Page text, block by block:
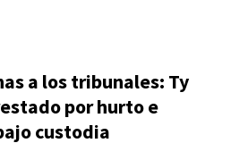
a los tribunales: Ty
por hurto e
custodia